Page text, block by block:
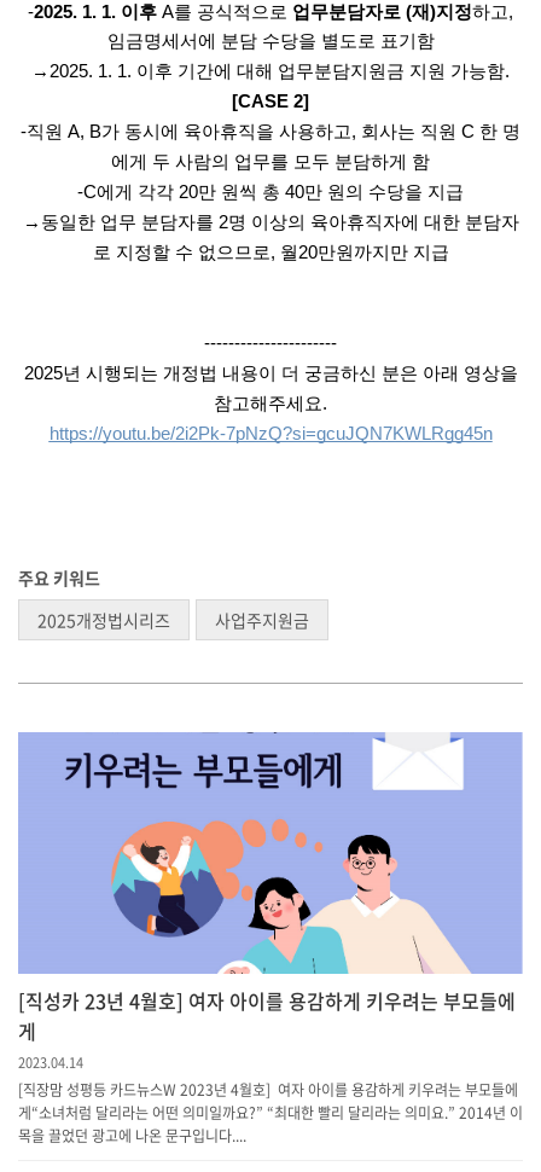
-2025. 1. 1. 이후 A를 공식적으로 업무분담자로 (재)지정하고,
임금명세서에 분담 수당을 별도로 표기함
→2025. 1. 1. 이후 기간에 대해 업무분담지원금 지원 가능함.
[CASE 2]
-직원 A, B가 동시에 육아휴직을 사용하고, 회사는 직원 C 한 명
에게 두 사람의 업무를 모두 분담하게 함
-C에게 각각 20만 원씩 총 40만 원의 수당을 지급
→동일한 업무 분담자를 2명 이상의 육아휴직자에 대한 분담자
로 지정할 수 없으므로, 월20만원까지만 지급
----------------------
2025년 시행되는 개정법 내용이 더 궁금하신 분은 아래 영상을
참고해주세요.
https://youtu.be/2i2Pk-7pNzQ?si=gcuJQN7KWLRgg45n
주요 키워드
2025개정법시리즈
사업주지원금
[직성카 23년 4월호] 여자 아이를 용감하게 키우려는 부모들에
게
2023.04.14
[직장맘 성평등 카드뉴스W 2023년 4월호] 여자 아이를 용감하게 키우려는 부모들에
게“소녀처럼 달리라는 어떤 의미일까요?” “최대한 빨리 달리라는 의미요.” 2014년 이
목을 끌었던 광고에 나온 문구입니다....